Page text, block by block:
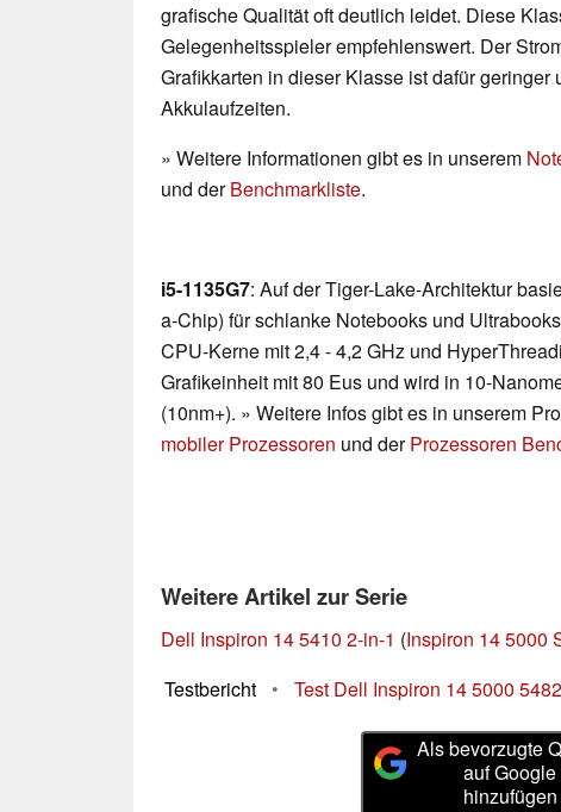
grafische Qualität oft deutlich leidet. Diese
Gelegenheitsspieler empfehlenswert. Der
Grafikkarten in dieser Klasse ist dafür geringer
Akkulaufzeiten.
» Weitere Informationen gibt es in unserem
und derBenchmarkliste.
i5-1135G7: Auf der Tiger-Lake-Architektur
a-Chip) für schlanke Notebooks und
CPU-Kerne mit 2,4 - 4,2 GHz und
Grafikeinheit mit 80 Eus und wird in 10-
(10nm+). » Weitere Infos gibt es in unserem
mobiler Prozessoren und derProzessoren
Weitere Artikel zur Serie
Dell Inspiron 14 5410 2-in-1 (Inspiron 14 5000
Testbericht
• Test Dell Inspiron 14 5000
Als bevorzugte
auf Google
hinzufügen